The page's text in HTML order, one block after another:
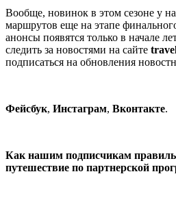
Вообще, новинок в этом сезоне у
маршрутов еще на этапе
анонсы появятся только в начале
следить за новостями на сайте
подписаться на обновления
Фейсбук, Инстаграм, Вконтакте.
Как нашим подписчикам
путешествие по партнерской